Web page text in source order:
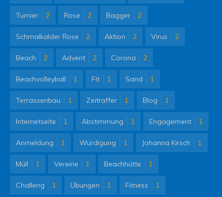
Turnier 2 Rose 2 Bagger 2
Schmalkalder Rose 2 Aktion 2 Virus 2
Beach 2 Advent 2 Corona 2
Beachvolleyball 1 Fit 1 Sand 1
Terrassenbau 1 Zeitraffer 1 Blog 1
Internetseite 1 Abstimmung 1 Engagement 1
Anmeldung 1 Würdigung 1 Johanna Kirsch 1
Müll 1 Vereine 1 Beachhütte 1
Challeng 1 Übungen 1 Fitness 1